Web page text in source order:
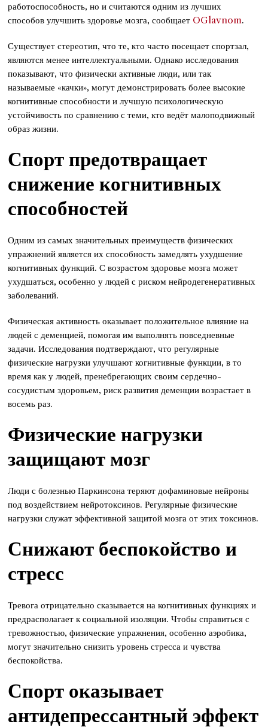
работоспособность, но и считаются одним из лучших
способов улучшить здоровье мозга, сообщает OGlavnom.
Существует стереотип, что те, кто часто посещает спортзал,
являются менее интеллектуальными. Однако исследования
показывают, что физически активные люди, или так
называемые «качки», могут демонстрировать более высокие
когнитивные способности и лучшую психологическую
устойчивость по сравнению с теми, кто ведёт малоподвижный
образ жизни.
Спорт предотвращает
снижение когнитивных
способностей
Одним из самых значительных преимуществ физических
упражнений является их способность замедлять ухудшение
когнитивных функций. С возрастом здоровье мозга может
ухудшаться, особенно у людей с риском нейродегенеративных
заболеваний.
Физическая активность оказывает положительное влияние на
людей с деменцией, помогая им выполнять повседневные
задачи. Исследования подтверждают, что регулярные
физические нагрузки улучшают когнитивные функции, в то
время как у людей, пренебрегающих своим сердечно-
сосудистым здоровьем, риск развития деменции возрастает в
восемь раз.
Физические нагрузки
защищают мозг
Люди с болезнью Паркинсона теряют дофаминовые нейроны
под воздействием нейротоксинов. Регулярные физические
нагрузки служат эффективной защитой мозга от этих токсинов.
Снижают беспокойство и
стресс
Тревога отрицательно сказывается на когнитивных функциях и
предрасполагает к социальной изоляции. Чтобы справиться с
тревожностью, физические упражнения, особенно аэробика,
могут значительно снизить уровень стресса и чувства
беспокойства.
Спорт оказывает
антидепрессантный эффект